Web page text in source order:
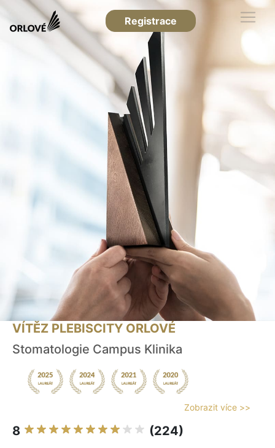
Registrace
VÍTĚZ PLEBISCITY ORLOVÉ
Stomatologie Campus Klinika
Zobrazit více >>
8 (224)